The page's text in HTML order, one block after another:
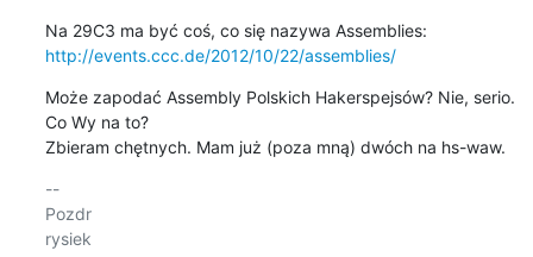
http://events.ccc.de/2012/10/22/assemblies/
Może zapodać Assembly Polskich Hakerspejsów? Nie, serio.
Co Wy na to?
Zbieram chętnych. Mam już (poza mną) dwóch na hs-waw.
--
Pozdr